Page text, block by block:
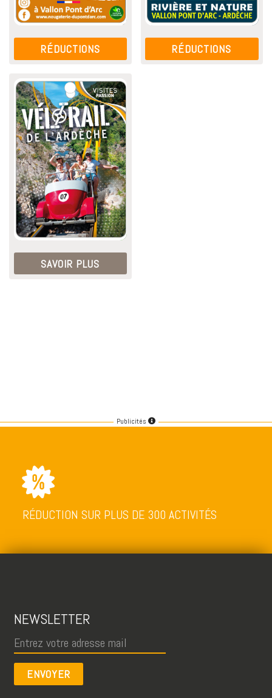
RÉDUCTIONS RÉDUCTIONS
SAVOIR PLUS
Publicités
RÉDUCTION SUR PLUS DE 300 ACTIVITÉS
NEWSLETTER
ENVOYER